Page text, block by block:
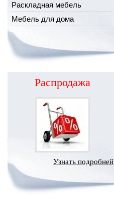
Раскладная мебель
Мебель для дома
Распродажа
Узнать подробней